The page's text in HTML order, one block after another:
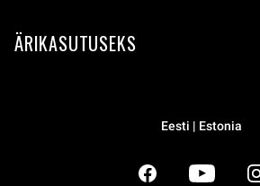
ÄRIKASUTUSEKS
Eesti | Estonia